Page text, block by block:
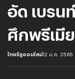
อัด เบรน
ศึกพรีเมี
ไทยรัฐออนไลน์12 ม.ค. 2565